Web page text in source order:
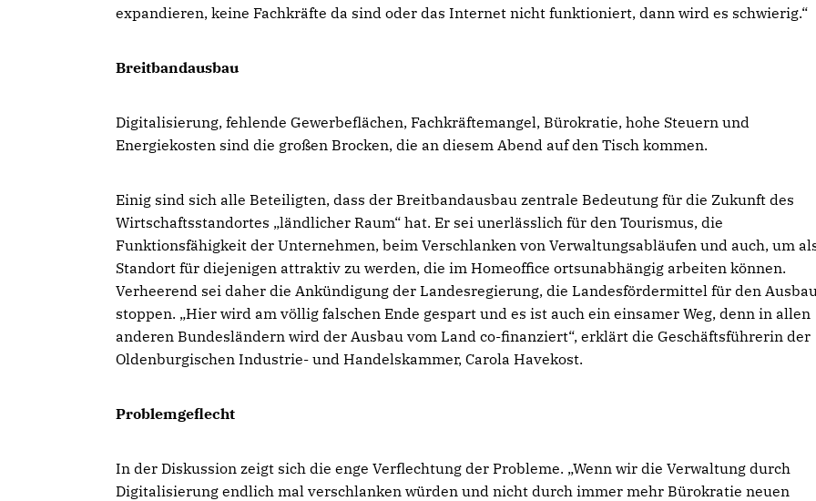
expandieren, keine Fachkräfte da sind oder das Internet nicht funktioniert, dann wird es schwierig.“
Breitbandausbau
Digitalisierung, fehlende Gewerbeflächen, Fachkräftemangel, Bürokratie, hohe Steuern und
Energiekosten sind die großen Brocken, die an diesem Abend auf den Tisch kommen.
Einig sind sich alle Beteiligten, dass der Breitbandausbau zentrale Bedeutung für die Zukunft des
Wirtschaftsstandortes „ländlicher Raum“ hat. Er sei unerlässlich für den Tourismus, die
Funktionsfähigkeit der Unternehmen, beim Verschlanken von Verwaltungsabläufen und auch, um
Standort für diejenigen attraktiv zu werden, die im Homeoffice ortsunabhängig arbeiten können.
Verheerend sei daher die Ankündigung der Landesregierung, die Landesfördermittel für den
stoppen. „Hier wird am völlig falschen Ende gespart und es ist auch ein einsamer Weg, denn in allen
anderen Bundesländern wird der Ausbau vom Land co-finanziert“, erklärt die Geschäftsführerin der
Oldenburgischen Industrie- und Handelskammer, Carola Havekost.
Problemgeflecht
In der Diskussion zeigt sich die enge Verflechtung der Probleme. „Wenn wir die Verwaltung durch
Digitalisierung endlich mal verschlanken würden und nicht durch immer mehr Bürokratie neuen